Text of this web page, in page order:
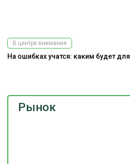
Рынок
В центре внимания
На ошибках учатся: каким будет